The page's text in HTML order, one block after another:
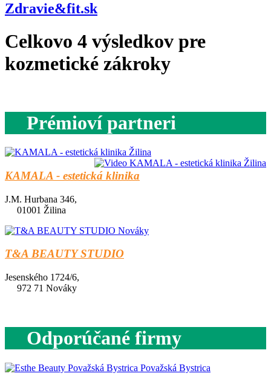
Zdravie&fit.sk
Celkovo 4 výsledkov pre
kozmetické zákroky
Prémioví partneri
KAMALA - estetická klinika
J.M. Hurbana 346,
01001 Žilina
T&A BEAUTY STUDIO
Jesenského 1724/6,
972 71 Nováky
Odporúčané firmy